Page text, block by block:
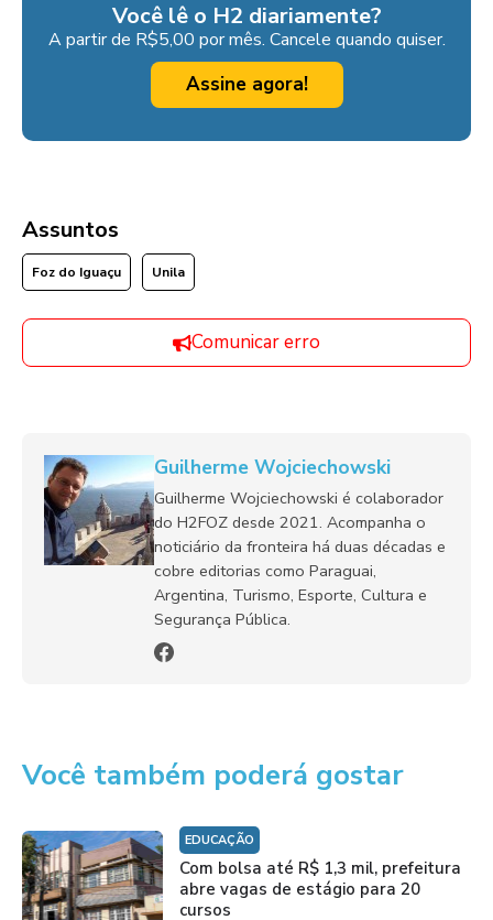
Você lê o H2 diariamente?
A partir de R$5,00 por mês. Cancele quando quiser.
Assine agora!
Assuntos
Foz do Iguaçu Unila
Comunicar erro
Guilherme Wojciechowski
Guilherme Wojciechowski é colaborador
do H2FOZ desde 2021. Acompanha o
noticiário da fronteira há duas décadas e
cobre editorias como Paraguai,
Argentina, Turismo, Esporte, Cultura e
Segurança Pública.
Você também poderá gostar
EDUCAÇÃO
Com bolsa até R$ 1,3 mil, prefeitura
abre vagas de estágio para 20
cursos